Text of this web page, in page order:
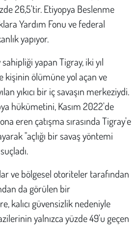
26,5'tir. Etiyopya Beslenme
Yardım Fonu ve federal
yapıyor.
yapan Tigray, iki yıl
kişinin ölümüne yol açan ve
yıkıcı bir iç savaşın merkeziydi.
hükümetini, Kasım 2022'de
eren çatışma sırasında Tigray'e
"açlığı bir savaş yöntemi
ve bölgesel otoriteler tarafından
da görülen bir
kalıcı güvensizlik nedeniyle
yalnızca yüzde 49'u geçen